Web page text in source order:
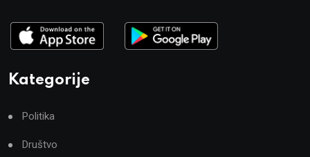
Kategorije
Politika
Društvo